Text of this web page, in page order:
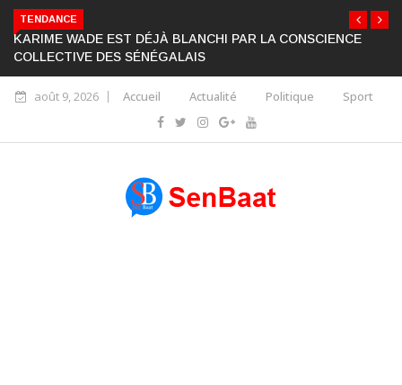
TENDANCE
KARIME WADE EST DÉJÀ BLANCHI PAR LA CONSCIENCE
COLLECTIVE DES SÉNÉGALAIS
août 9, 2026 Accueil Actualité Politique Sport